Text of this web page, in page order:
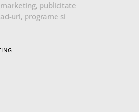
marketing, publicitate
uri, programe si